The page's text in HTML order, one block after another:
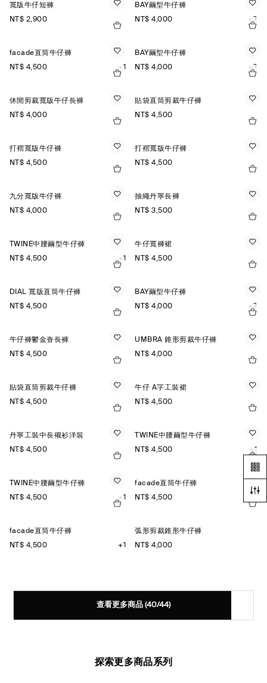
寬版牛仔短褲
NT$ 2,900
BAY繭型牛仔褲
NT$ 4,000
+3
facade直筒牛仔褲
NT$ 4,500
+1
BAY繭型牛仔褲
NT$ 4,000
+3
休閒剪裁寬版牛仔長褲
NT$ 4,000
貼袋直筒剪裁牛仔褲
NT$ 4,500
打褶寬版牛仔褲
NT$ 4,500
打褶寬版牛仔褲
NT$ 4,500
九分寬版牛仔褲
NT$ 4,000
抽繩丹寧長褲
NT$ 3,500
TWINE中腰繭型牛仔褲
NT$ 4,500
+1
牛仔寬褲裙
NT$ 4,500
DIAL 寬版直筒牛仔褲
NT$ 4,500
BAY繭型牛仔褲
NT$ 4,000
+3
牛仔褲鬱金香長褲
NT$ 4,500
UMBRA 錐形剪裁牛仔褲
NT$ 4,000
貼袋直筒剪裁牛仔褲
NT$ 4,500
牛仔 A字工裝裙
NT$ 4,500
丹寧工裝中長襯衫洋裝
NT$ 4,500
TWINE中腰繭型牛仔褲
NT$ 4,500
+1
TWINE中腰繭型牛仔褲
NT$ 4,500
+1
facade直筒牛仔褲
NT$ 4,500
facade直筒牛仔褲
NT$ 4,500
+1
弧形剪裁錐形牛仔褲
NT$ 4,000
查看更多商品 (40/44)
探索更多商品系列